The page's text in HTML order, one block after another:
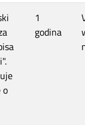
o
1
godina